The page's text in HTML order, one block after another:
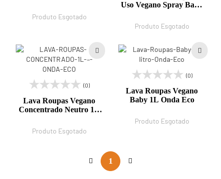
Produto Esgotado
Uso Vegano Spray Baby
Produto Esgotado
(0)
Lava Roupas Vegano
Concentrado Neutro 1L
Produto Esgotado
(0)
Lava Roupas Vegano
Baby 1L Onda Eco
Produto Esgotado
1